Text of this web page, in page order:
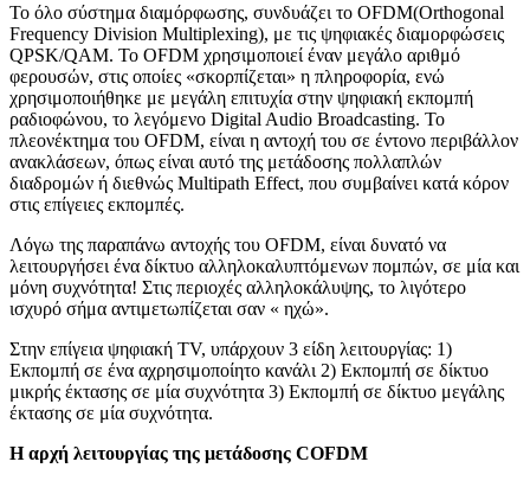
Το όλο σύστημα διαμόρφωσης, συνδυάζει το OFDM(Orthogonal
Frequency Division Multiplexing), με τις ψηφιακές διαμορφώσεις
QPSK/QAM. Το ΟFDM χρησιμοποιεί έναν μεγάλο αριθμό
φερουσών, στις οποίες «σκορπίζεται» η πληροφορία, ενώ
χρησιμοποιήθηκε με μεγάλη επιτυχία στην ψηφιακή εκπομπή
ραδιοφώνου, το λεγόμενο Digital Audio Broadcasting. Το
πλεονέκτημα του OFDM, είναι η αντοχή του σε έντονο περιβάλλον
ανακλάσεων, όπως είναι αυτό της μετάδοσης πολλαπλών
διαδρομών ή διεθνώς Multipath Effect, που συμβαίνει κατά κόρον
στις επίγειες εκπομπές.
Λόγω της παραπάνω αντοχής του OFDM, είναι δυνατό να
λειτουργήσει ένα δίκτυο αλληλοκαλυπτόμενων πομπών, σε μία και
μόνη συχνότητα! Στις περιοχές αλληλοκάλυψης, το λιγότερο
ισχυρό σήμα αντιμετωπίζεται σαν « ηχώ».
Στην επίγεια ψηφιακή TV, υπάρχουν 3 είδη λειτουργίας: 1)
Εκπομπή σε ένα αχρησιμοποίητο κανάλι 2) Εκπομπή σε δίκτυο
μικρής έκτασης σε μία συχνότητα 3) Εκπομπή σε δίκτυο μεγάλης
έκτασης σε μία συχνότητα.
Η αρχή λειτουργίας της μετάδοσης COFDM